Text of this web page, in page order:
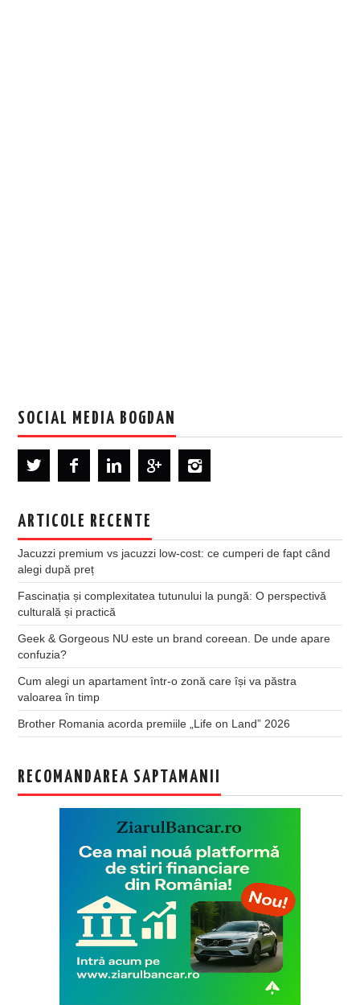
SOCIAL MEDIA BOGDAN
ARTICOLE RECENTE
Jacuzzi premium vs jacuzzi low-cost: ce cumperi de fapt când
alegi după preț
Fascinația și complexitatea tutunului la pungă: O perspectivă
culturală și practică
Geek & Gorgeous NU este un brand coreean. De unde apare
confuzia?
Cum alegi un apartament într-o zonă care își va păstra
valoarea în timp
Brother Romania acorda premiile „Life on Land” 2026
RECOMANDAREA SAPTAMANII